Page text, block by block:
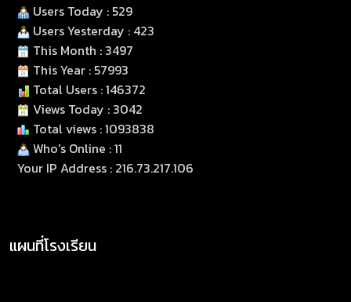
Users Today : 529
Users Yesterday : 423
This Month : 3497
This Year : 57993
Total Users : 146372
Views Today : 3042
Total views : 1093838
Who's Online : 11
Your IP Address : 216.73.217.106
แผนที่โรงเรียน